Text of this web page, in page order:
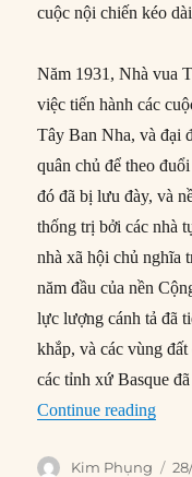
cuộc nội chiến kéo
Năm 1931, Nhà vua
việc tiến hành các
Tây Ban Nha, và đại
quân chủ để theo
đó đã bị lưu đày, và
thống trị bởi các nhà
nhà xã hội chủ nghĩa
năm đầu của nền
lực lượng cánh tả đã
khắp, và các vùng
các tỉnh xứ Basque
Continue reading“28/
Author
Kim Phụng